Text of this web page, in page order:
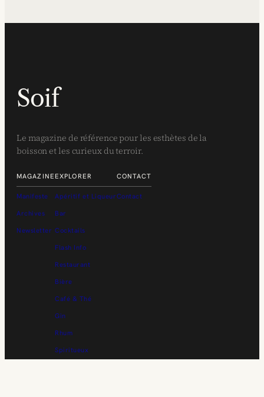
Soif
Le magazine de référence pour les esthètes de la
boisson et les curieux du terroir.
MAGAZINE
Manifeste
Archives
Newsletter
EXPLORER
Apéritif et Liqueur
Bar
Cocktails
Flash Info
Restaurant
Bière
Café & Thé
Gin
Rhum
Spiritueux
CONTACT
Contact